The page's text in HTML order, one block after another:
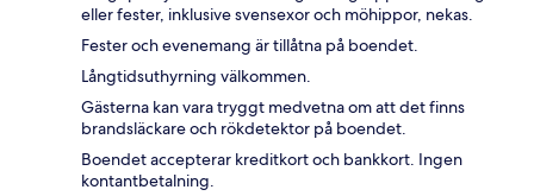
eller fester, inklusive svensexor och möhippor, nekas.
Fester och evenemang är tillåtna på boendet.
Långtidsuthyrning välkommen.
Gästerna kan vara tryggt medvetna om att det finns
brandsläckare och rökdetektor på boendet.
Boendet accepterar kreditkort och bankkort. Ingen
kontantbetalning.